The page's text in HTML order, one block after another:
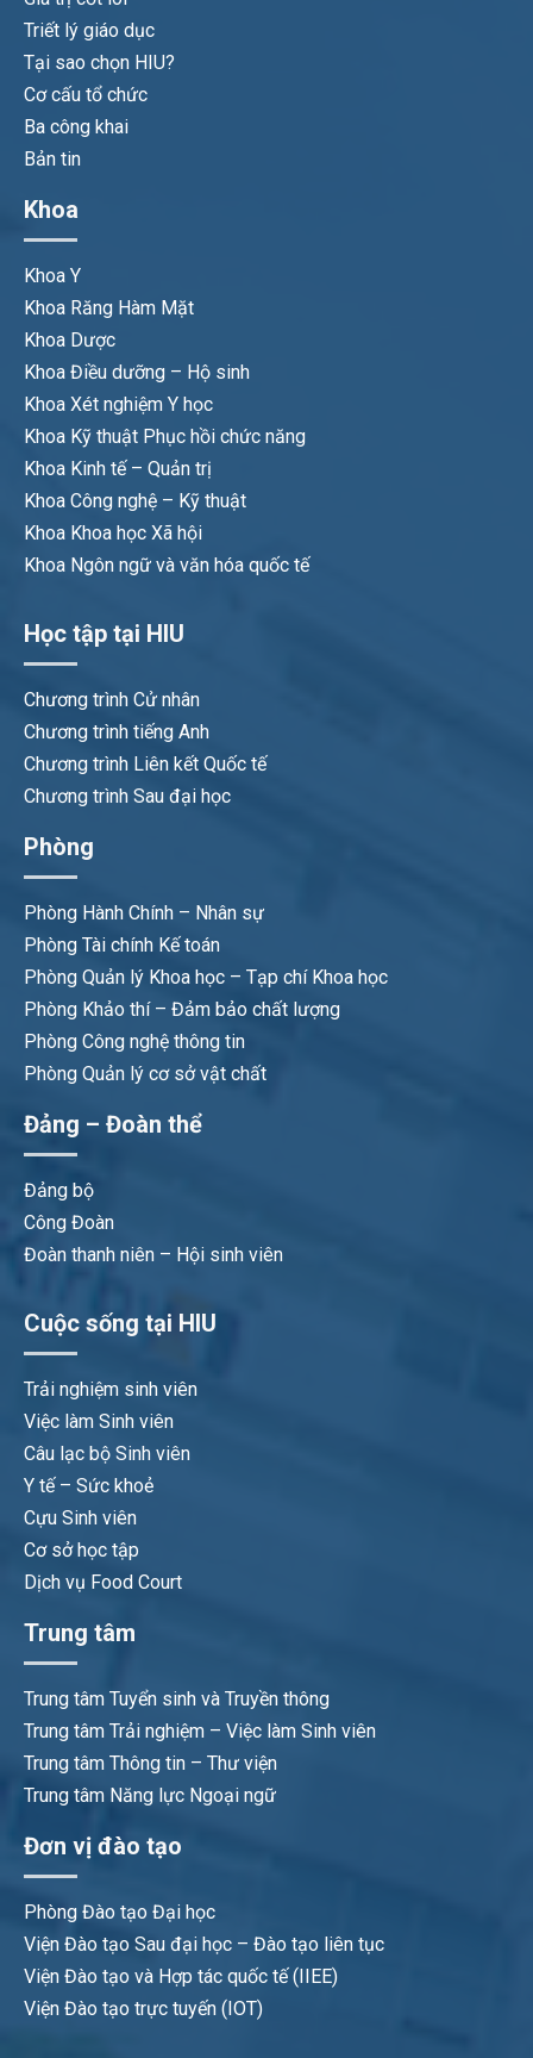
Triết lý giáo dục
Tại sao chọn HIU?
Cơ cấu tổ chức
Ba công khai
Bản tin
Khoa
Khoa Y
Khoa Răng Hàm Mặt
Khoa Dược
Khoa Điều dưỡng – Hộ sinh
Khoa Xét nghiệm Y học
Khoa Kỹ thuật Phục hồi chức năng
Khoa Kinh tế – Quản trị
Khoa Công nghệ – Kỹ thuật
Khoa Khoa học Xã hội
Khoa Ngôn ngữ và văn hóa quốc tế
Học tập tại HIU
Chương trình Cử nhân
Chương trình tiếng Anh
Chương trình Liên kết Quốc tế
Chương trình Sau đại học
Phòng
Phòng Hành Chính – Nhân sự
Phòng Tài chính Kế toán
Phòng Quản lý Khoa học – Tạp chí Khoa học
Phòng Khảo thí – Đảm bảo chất lượng
Phòng Công nghệ thông tin
Phòng Quản lý cơ sở vật chất
Đảng – Đoàn thể
Đảng bộ
Công Đoàn
Đoàn thanh niên – Hội sinh viên
Cuộc sống tại HIU
Trải nghiệm sinh viên
Việc làm Sinh viên
Câu lạc bộ Sinh viên
Y tế – Sức khoẻ
Cựu Sinh viên
Cơ sở học tập
Dịch vụ Food Court
Trung tâm
Trung tâm Tuyển sinh và Truyền thông
Trung tâm Trải nghiệm – Việc làm Sinh viên
Trung tâm Thông tin – Thư viện
Trung tâm Năng lực Ngoại ngữ
Đơn vị đào tạo
Phòng Đào tạo Đại học
Viện Đào tạo Sau đại học – Đào tạo liên tục
Viện Đào tạo và Hợp tác quốc tế (IIEE)
Viện Đào tạo trực tuyến (IOT)